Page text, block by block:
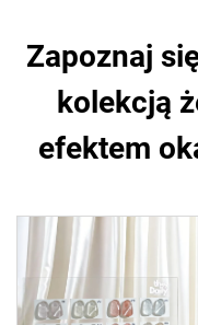
Zapoznaj
kolekcją
efektem